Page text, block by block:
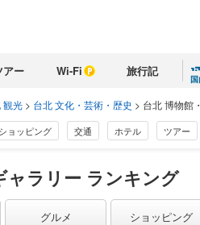
アー Wi-Fi 旅行記
国
観光 > 台北 文化・芸術・歴史 > 台北 博物館
ショッピング 交通 ホテル ツアー
ャラリー ランキング
グルメ ショッピング